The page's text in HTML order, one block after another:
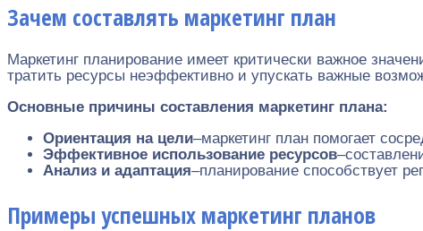
Зачем составлять маркетинг план
Маркетинг планирование имеет критически важное
тратить ресурсы неэффективно и упускать важные
Основные причины составления маркетинг плана:
Ориентация на цели–маркетинг план помогает
Эффективное использование ресурсов
Анализ и адаптация–планирование способствует
Примеры успешных маркетинг планов